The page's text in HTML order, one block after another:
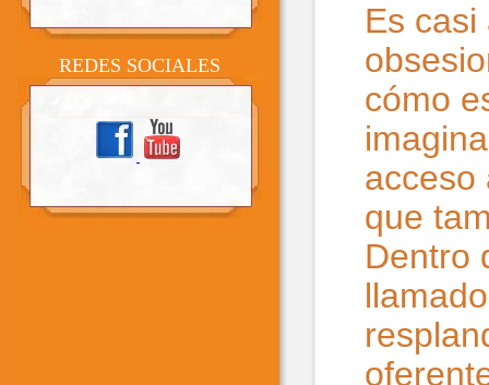
REDES SOCIALES
Es
cómo
acceso
que
Dentro